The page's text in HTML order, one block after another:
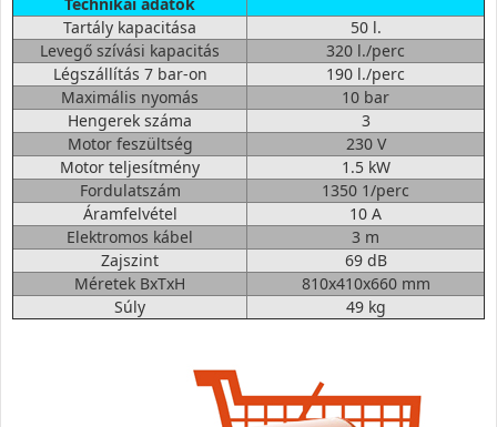
Tartály kapacitása
50 l.
Levegő szívási kapacitás
320 l./perc
Légszállítás 7 bar-on
190 l./perc
Maximális nyomás
10 bar
Hengerek száma
3
Motor feszültség
230 V
Motor teljesítmény
1.5 kW
Fordulatszám
1350 1/perc
Áramfelvétel
10 A
Elektromos kábel
3 m
Zajszint
69 dB
Méretek BxTxH
810x410x660 mm
Súly
49 kg